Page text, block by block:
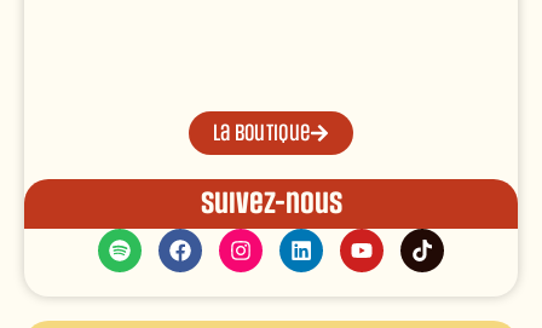
La boutique
Suivez-nous